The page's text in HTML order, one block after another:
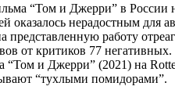
“Том и Джерри” в России
оказалось нерадостным для
представленную работу
от критиков 77
“Том и Джерри” (2021) на
“тухлыми помидорами”.